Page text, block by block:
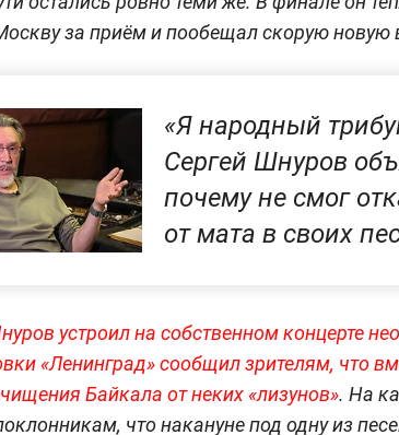
за приём и пообещал скорую новую
«Я народный
Сергей Шнуров
почему не смог
от мата в своих
устроил на собственном концерте
«Ленинград» сообщил зрителям, что
Байкала от неких «лизунов». На
что накануне под одну из